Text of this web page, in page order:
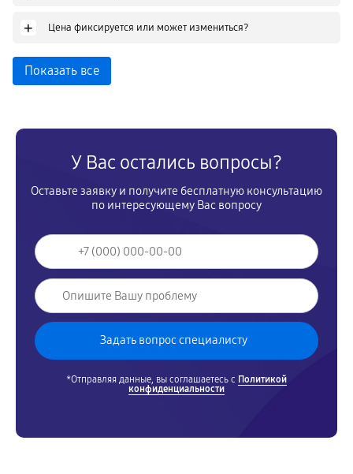
+ Цена фиксируется или может измениться?
Показать все
У Вас остались вопросы?
Оставьте заявку и получите бесплатную консультацию
по интересующему Вас вопросу
*Отправляя данные, вы соглашаетесь с Политикой
конфиденциальности